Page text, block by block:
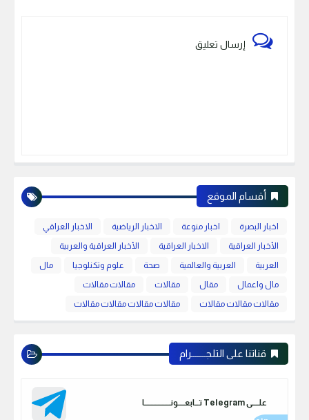
إرسال تعليق
أقسام الموقع
اخبار البصرة اخبار منوعة الاخبار الرياضية
الاخبار العراقي
الأخبار العراقية
الاخبار العراقية
الأخبار العراقية والعربية
العربية
العربية والعالمية صحة علوم وتكنلوجيا
مال
مال واعمال
مقال مقالات
مقالات مقالات
مقالات مقالات مقالات
مقالات مقالات مقالات مقالات
قناتنا على التلجـــــــرام
علـــــى Telegram تـــابعـــــونـــــــــــــــــــا